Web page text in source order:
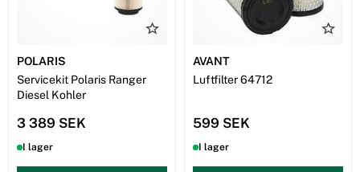
POLARIS
Servicekit Polaris Ranger
Diesel Kohler
3 389 SEK
I lager
AVANT
Luftfilter 64712
599 SEK
I lager